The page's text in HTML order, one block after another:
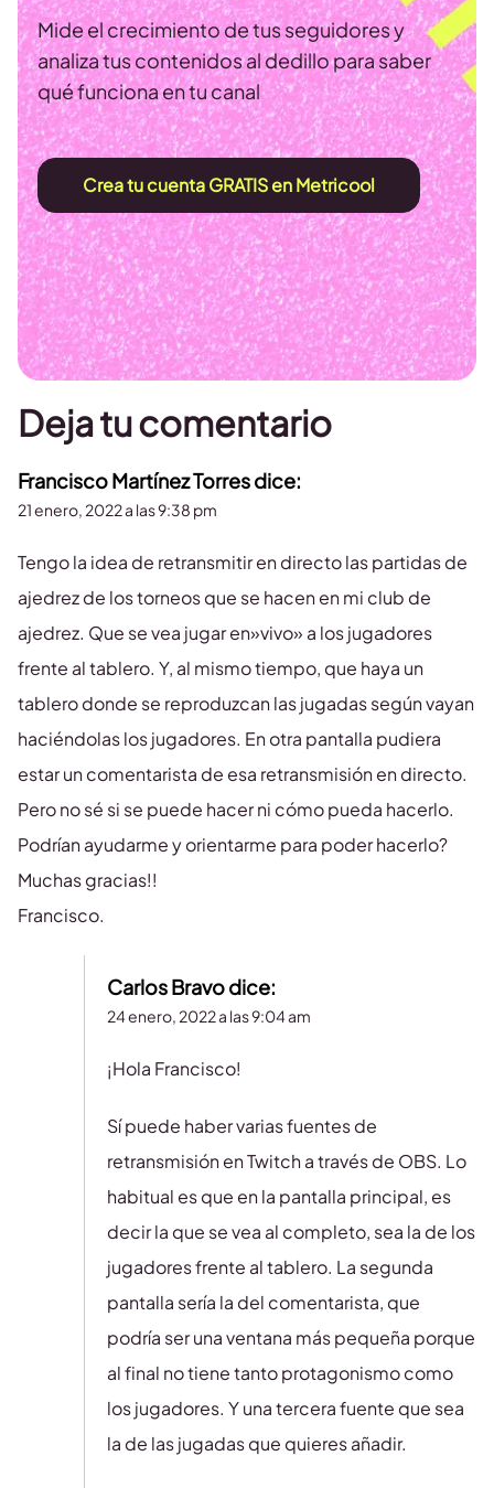
Mide el crecimiento de tus seguidores y
analiza tus contenidos al dedillo para saber
qué funciona en tu canal
Crea tu cuenta GRATIS en Metricool
Deja tu comentario
Francisco Martínez Torresdice:
21 enero, 2022 a las 9:38 pm
Tengo la idea de retransmitir en directo las partidas de
ajedrez de los torneos que se hacen en mi club de
ajedrez. Que se vea jugar en»vivo» a los jugadores
frente al tablero. Y, al mismo tiempo, que haya un
tablero donde se reproduzcan las jugadas según vayan
haciéndolas los jugadores. En otra pantalla pudiera
estar un comentarista de esa retransmisión en directo.
Pero no sé si se puede hacer ni cómo pueda hacerlo.
Podrían ayudarme y orientarme para poder hacerlo?
Muchas gracias!!
Francisco.
Carlos Bravodice:
24 enero, 2022 a las 9:04 am
¡Hola Francisco!
Sí puede haber varias fuentes de
retransmisión en Twitch a través de OBS. Lo
habitual es que en la pantalla principal, es
decir la que se vea al completo, sea la de los
jugadores frente al tablero. La segunda
pantalla sería la del comentarista, que
podría ser una ventana más pequeña porque
al final no tiene tanto protagonismo como
los jugadores. Y una tercera fuente que sea
la de las jugadas que quieres añadir.